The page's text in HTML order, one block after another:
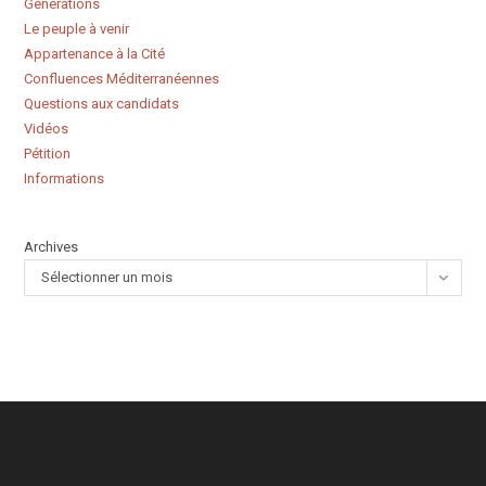
Générations
Le peuple à venir
Appartenance à la Cité
Confluences Méditerranéennes
Questions aux candidats
Vidéos
Pétition
Informations
Archives
Sélectionner un mois